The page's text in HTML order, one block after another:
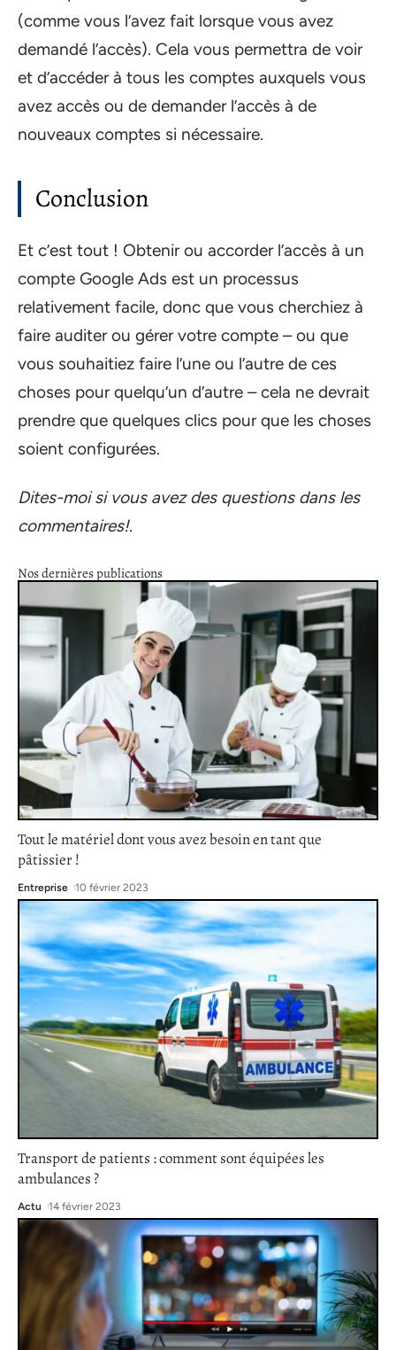
(comme vous l’avez fait lorsque vous avez
demandé l’accès). Cela vous permettra de voir
et d’accéder à tous les comptes auxquels vous
avez accès ou de demander l’accès à de
nouveaux comptes si nécessaire.
Conclusion
Et c’est tout ! Obtenir ou accorder l’accès à un
compte Google Ads est un processus
relativement facile, donc que vous cherchiez à
faire auditer ou gérer votre compte – ou que
vous souhaitiez faire l’une ou l’autre de ces
choses pour quelqu’un d’autre – cela ne devrait
prendre que quelques clics pour que les choses
soient configurées.
Dites-moi si vous avez des questions dans les
commentaires!.
Nos dernières publications
Tout le matériel dont vous avez besoin en tant que
pâtissier !
Entreprise 10 février 2023
Transport de patients : comment sont équipées les
ambulances ?
Actu 14 février 2023